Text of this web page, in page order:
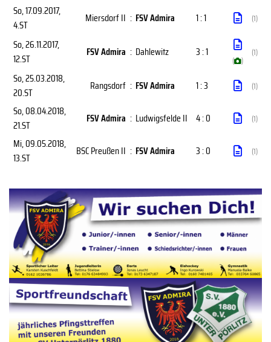
So, 17.09.2017,
4.ST
Miersdorf II : FSV Admira 1 : 1 (1)
So, 26.11.2017,
12.ST
FSV Admira : Dahlewitz 3 : 1
( )
(1)
So, 25.03.2018,
20.ST
Rangsdorf : FSV Admira 1 : 3 (1)
So, 08.04.2018,
21.ST
FSV Admira : Ludwigsfelde II 4 : 0 (1)
Mi, 09.05.2018,
13.ST
BSC Preußen II : FSV Admira 3 : 0 (1)